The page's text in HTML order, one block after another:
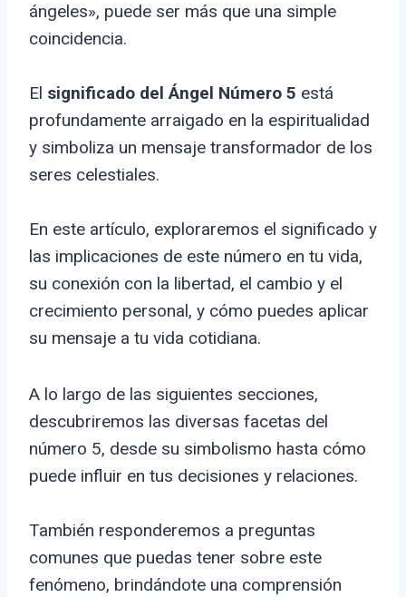
ángeles», puede ser más que una simple
coincidencia.
El significado del Ángel Número 5 está
profundamente arraigado en la espiritualidad
y simboliza un mensaje transformador de los
seres celestiales.
En este artículo, exploraremos el significado y
las implicaciones de este número en tu vida,
su conexión con la libertad, el cambio y el
crecimiento personal, y cómo puedes aplicar
su mensaje a tu vida cotidiana.
A lo largo de las siguientes secciones,
descubriremos las diversas facetas del
número 5, desde su simbolismo hasta cómo
puede influir en tus decisiones y relaciones.
También responderemos a preguntas
comunes que puedas tener sobre este
fenómeno, brindándote una comprensión